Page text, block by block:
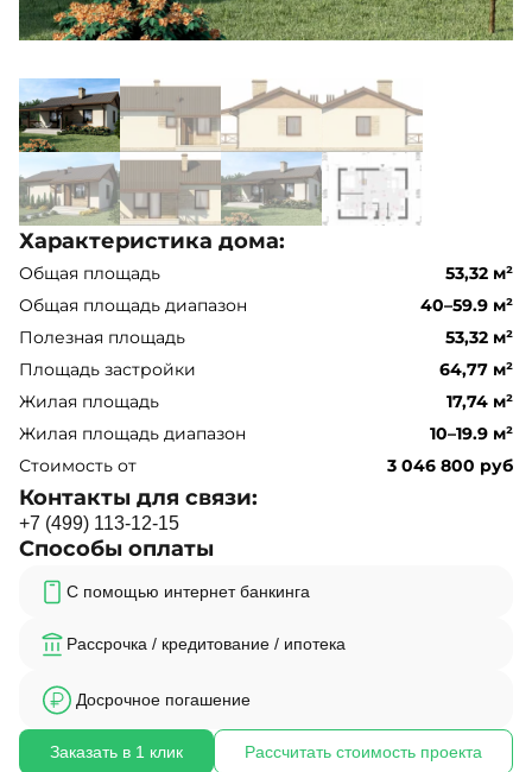
Характеристика дома:
Общая площадь
53,32 м²
Общая площадь диапазон
40–59.9 м²
Полезная площадь
53,32 м²
Площадь застройки
64,77 м²
Жилая площадь
17,74 м²
Жилая площадь диапазон
10–19.9 м²
Стоимость от
3 046 800 руб
Контакты для связи:
+7 (499) 113-12-15
Способы оплаты
С помощью интернет банкинга
Рассрочка / кредитование / ипотека
Досрочное погашение
Заказать в 1 клик Рассчитать стоимость проекта